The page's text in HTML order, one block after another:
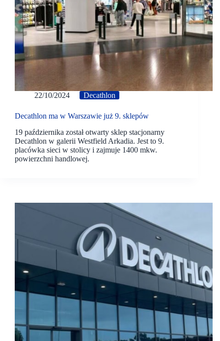
22/10/2024 Decathlon
Decathlon ma w Warszawie już 9. sklepów
19 października został otwarty sklep stacjonarny
Decathlon w galerii Westfield Arkadia. Jest to 9.
placówka sieci w stolicy i zajmuje 1400 mkw.
powierzchni handlowej.